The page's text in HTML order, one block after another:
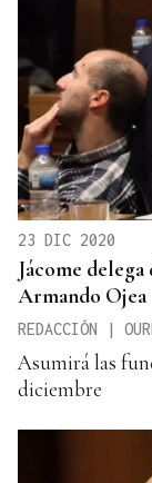
23 DIC 2020
Jácome
Armando Ojea
REDACCIÓN |
Asumirá las
diciembre